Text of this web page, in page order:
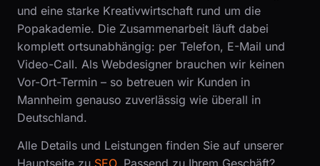
und eine starke Kreativwirtschaft rund um die
Popakademie. Die Zusammenarbeit läuft dabei
komplett ortsunabhängig: per Telefon, E-Mail und
Video-Call. Als Webdesigner brauchen wir keinen
Vor-Ort-Termin – so betreuen wir Kunden in
Mannheim genauso zuverlässig wie überall in
Deutschland.
Alle Details und Leistungen finden Sie auf unserer
Hauptseite zu SEO. Passend zu Ihrem Geschäft?